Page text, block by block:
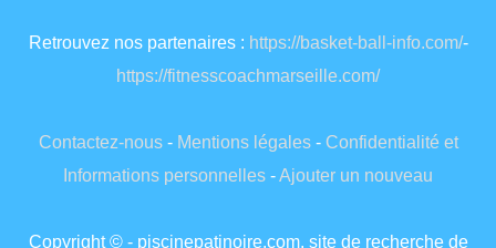
Retrouvez nos partenaires : https://basket-ball-info.com/-
https://fitnesscoachmarseille.com/
Contactez-nous- Mentions légales- Confidentialité et
Informations personnelles -Ajouter un nouveau
Copyright © - piscinepatinoire.com, site de recherche de